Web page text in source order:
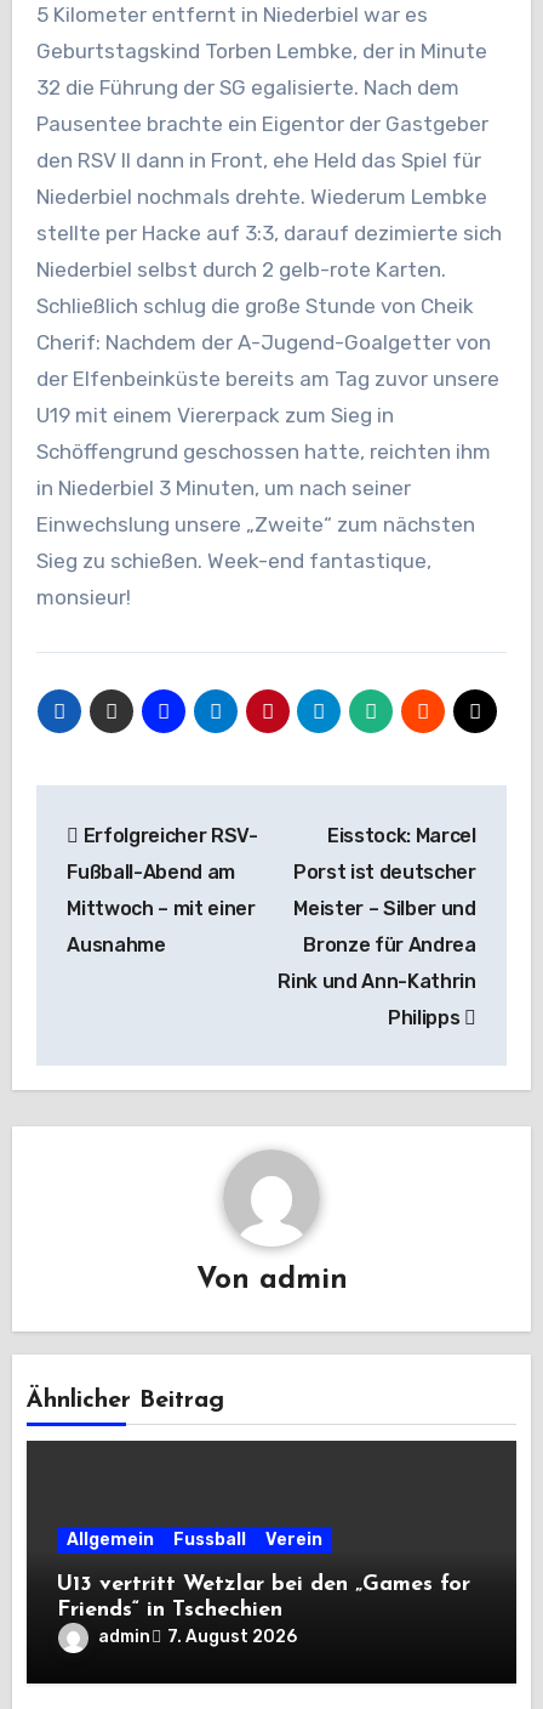
5 Kilometer entfernt in Niederbiel war es
Geburtstagskind Torben Lembke, der in Minute
32 die Führung der SG egalisierte. Nach dem
Pausentee brachte ein Eigentor der Gastgeber
den RSV II dann in Front, ehe Held das Spiel für
Niederbiel nochmals drehte. Wiederum Lembke
stellte per Hacke auf 3:3, darauf dezimierte sich
Niederbiel selbst durch 2 gelb-rote Karten.
Schließlich schlug die große Stunde von Cheik
Cherif: Nachdem der A-Jugend-Goalgetter von
der Elfenbeinküste bereits am Tag zuvor unsere
U19 mit einem Viererpack zum Sieg in
Schöffengrund geschossen hatte, reichten ihm
in Niederbiel 3 Minuten, um nach seiner
Einwechslung unsere „Zweite“ zum nächsten
Sieg zu schießen. Week-end fantastique,
monsieur!
Erfolgreicher RSV-
Fußball-Abend am
Mittwoch – mit einer
Ausnahme
Eisstock: Marcel
Porst ist deutscher
Meister – Silber und
Bronze für Andrea
Rink und Ann-Kathrin
Philipps
Von admin
Ähnlicher Beitrag
Allgemein Fussball Verein
U13 vertritt Wetzlar bei den „Games for
Friends“ in Tschechien
admin 7. August 2026